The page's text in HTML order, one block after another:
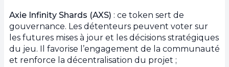
Axie Infinity Shards (AXS) : ce token sert de
gouvernance. Les détenteurs peuvent voter sur
les futures mises à jour et les décisions stratégiques
du jeu. Il favorise l’engagement de la communauté
et renforce la décentralisation du projet ;